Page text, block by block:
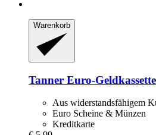
Warenkorb
Tanner Euro-​Geldkassette
Aus widerstandsfähigem
Euro Scheine & Münzen
Kreditkarte